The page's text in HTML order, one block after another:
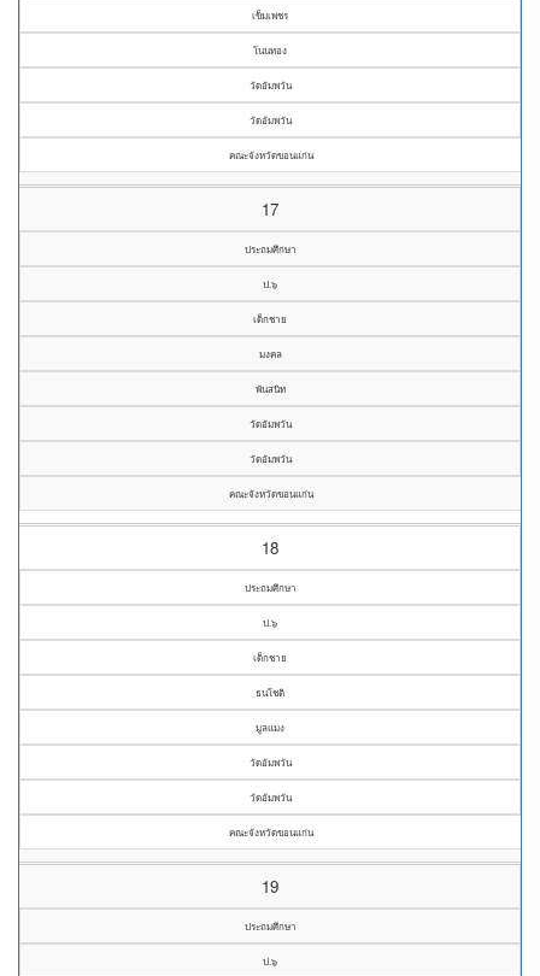
เข็มเพชร
โนนทอง
วัดอัมพวัน
วัดอัมพวัน
คณะจังหวัดขอนแก่น
17
ประถมศึกษา
ป.๖
เด็กชาย
มงคล
พันสนิท
วัดอัมพวัน
วัดอัมพวัน
คณะจังหวัดขอนแก่น
18
ประถมศึกษา
ป.๖
เด็กชาย
ธนโชติ
มูลแมง
วัดอัมพวัน
วัดอัมพวัน
คณะจังหวัดขอนแก่น
19
ประถมศึกษา
ป.๖